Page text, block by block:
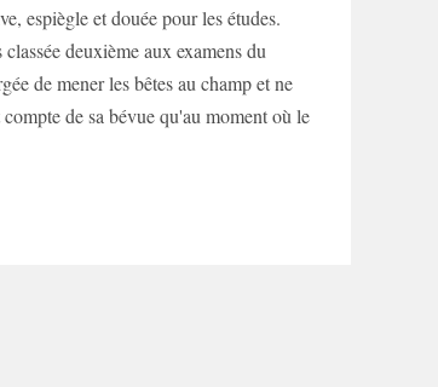
espiègle et douée pour les études.
deuxième aux examens du
de mener les bêtes au champ et ne
de sa bévue qu'au moment où le